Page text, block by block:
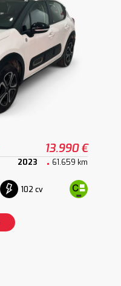
13.990 €
2023 61.659 km
102 cv